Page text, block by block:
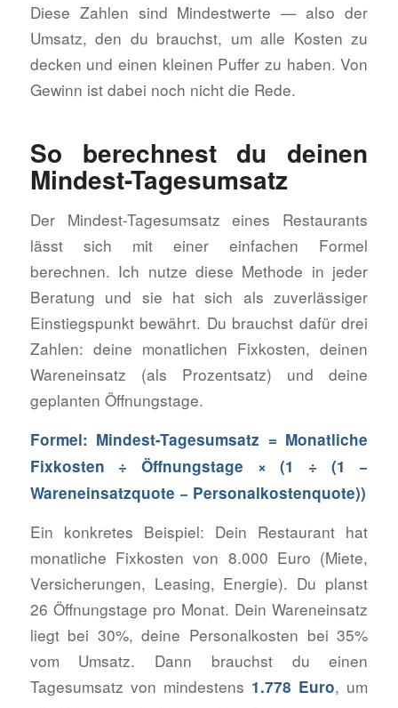
Diese Zahlen sind Mindestwerte — also der
Umsatz, den du brauchst, um alle Kosten zu
decken und einen kleinen Puffer zu haben. Von
Gewinn ist dabei noch nicht die Rede.
So berechnest du deinen
Mindest-Tagesumsatz
Der Mindest-Tagesumsatz eines Restaurants
lässt sich mit einer einfachen Formel
berechnen. Ich nutze diese Methode in jeder
Beratung und sie hat sich als zuverlässiger
Einstiegspunkt bewährt. Du brauchst dafür drei
Zahlen: deine monatlichen Fixkosten, deinen
Wareneinsatz (als Prozentsatz) und deine
geplanten Öffnungstage.
Formel: Mindest-Tagesumsatz = Monatliche
Fixkosten ÷ Öffnungstage × (1 ÷ (1 −
Wareneinsatzquote − Personalkostenquote))
Ein konkretes Beispiel: Dein Restaurant hat
monatliche Fixkosten von 8.000 Euro (Miete,
Versicherungen, Leasing, Energie). Du planst
26 Öffnungstage pro Monat. Dein Wareneinsatz
liegt bei 30%, deine Personalkosten bei 35%
vom Umsatz. Dann brauchst du einen
Tagesumsatz von mindestens 1.778 Euro, um